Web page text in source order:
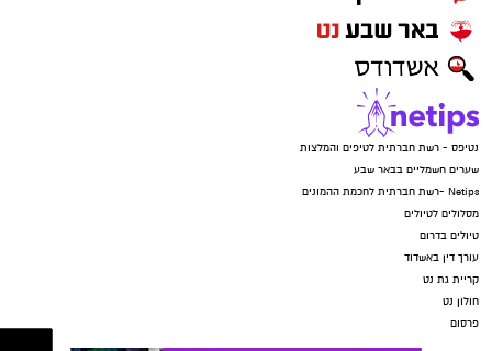
נטיפס - רשת חברתית לטיפים והמלצות
שערים חשמליים בבאר שבע
Netips -רשת חברתית לחכמת ההמונים
מסלולים לטיולים
טיולים בדרום
עורך דין באשדוד
קריית גת נט
חולון נט
פרסום